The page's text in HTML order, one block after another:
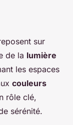
sur
de la lumière
les espaces
couleurs
rôle clé,
sérénité.